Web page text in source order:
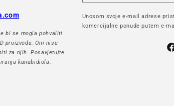
bi se mogla pohvaliti
proizvoda. Oni nisu
za njih. Posavjetujte
kanabidiola.
Unosom svoje e-mail adrese
komercijalne ponude putem e-